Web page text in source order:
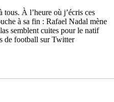
À l’heure où j’écris ces
à sa fin : Rafael Nadal mène
semblent cuites pour le natif
de football sur Twitter